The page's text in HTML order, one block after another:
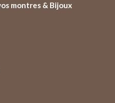
montres & Bijoux